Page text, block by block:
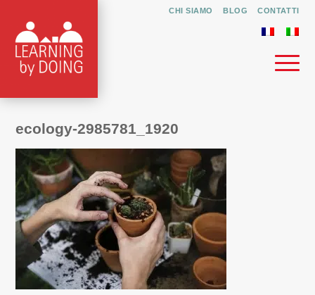
CHI SIAMO BLOG CONTATTI
ecology-2985781_1920